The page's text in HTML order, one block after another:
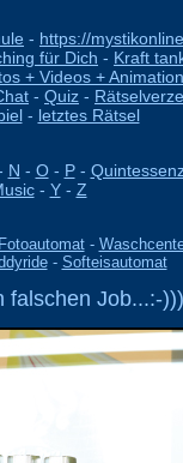
- https://
für Dich - Kraft
+ Videos +
- Quiz -
- letztes Rätsel
N - O- P-
- Y- Z
Fotoautomat-
- Softeisautomat
falschen Job...:-